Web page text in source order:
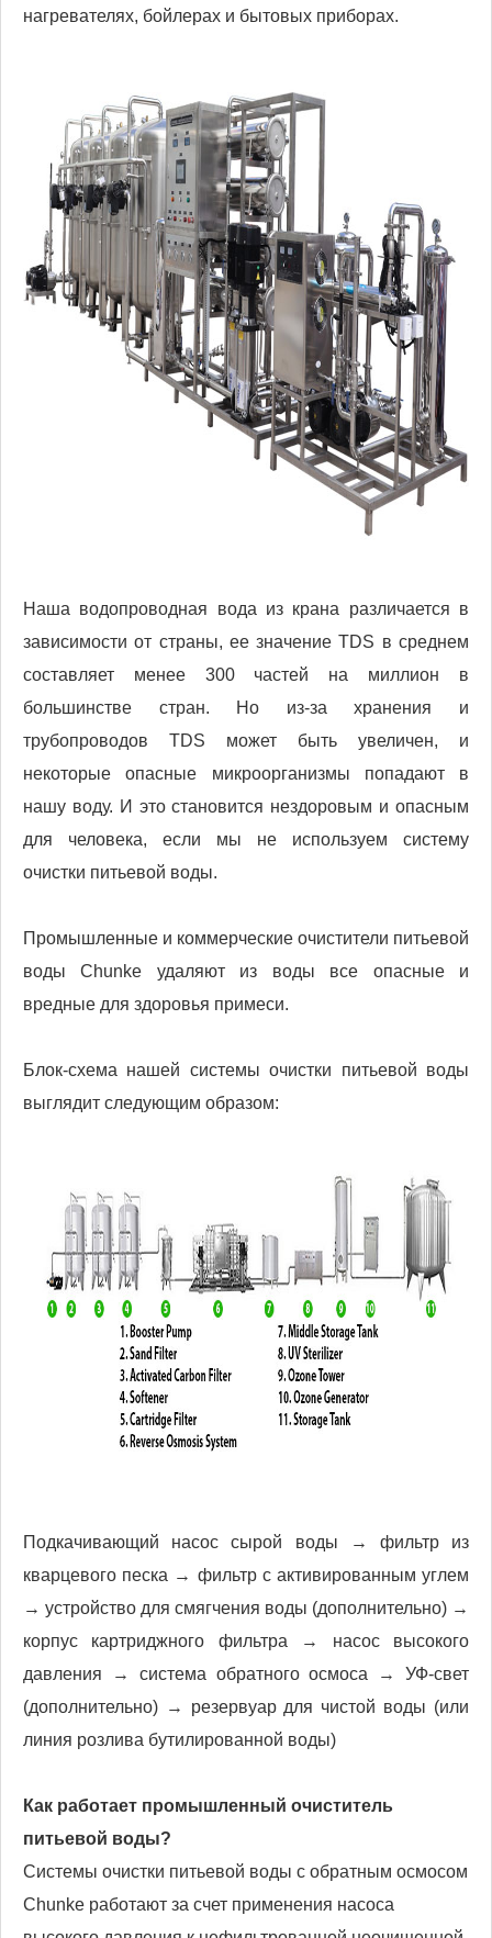
нагревателях, бойлерах и бытовых приборах.
Наша водопроводная вода из крана различается в
зависимости от страны, ее значение TDS в среднем
составляет менее 300 частей на миллион в
большинстве стран. Но из-за хранения и
трубопроводов TDS может быть увеличен, и
некоторые опасные микроорганизмы попадают в
нашу воду. И это становится нездоровым и опасным
для человека, если мы не используем систему
очистки питьевой воды.
Промышленные и коммерческие очистители питьевой
воды Chunke удаляют из воды все опасные и
вредные для здоровья примеси.
Блок-схема нашей системы очистки питьевой воды
выглядит следующим образом:
Подкачивающий насос сырой воды → фильтр из
кварцевого песка → фильтр с активированным углем
→ устройство для смягчения воды (дополнительно) →
корпус картриджного фильтра → насос высокого
давления → система обратного осмоса → УФ-свет
(дополнительно) → резервуар для чистой воды (или
линия розлива бутилированной воды)
Как работает промышленный очиститель
питьевой воды?
Системы очистки питьевой воды с обратным осмосом
Chunke работают за счет применения насоса